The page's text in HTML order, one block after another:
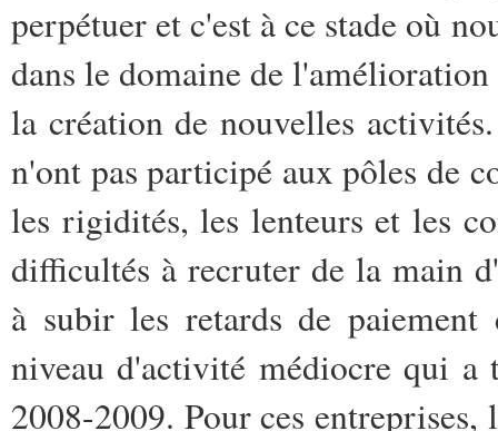
perpétuer et c'est à ce stade où
dans le domaine de
la création de nouvelles
n'ont pas participé aux pôles de
les rigidités, les lenteurs et les
difficultés à recruter de la main
à subir les retards de
niveau d'activité médiocre qui a
2008-2009. Pour ces